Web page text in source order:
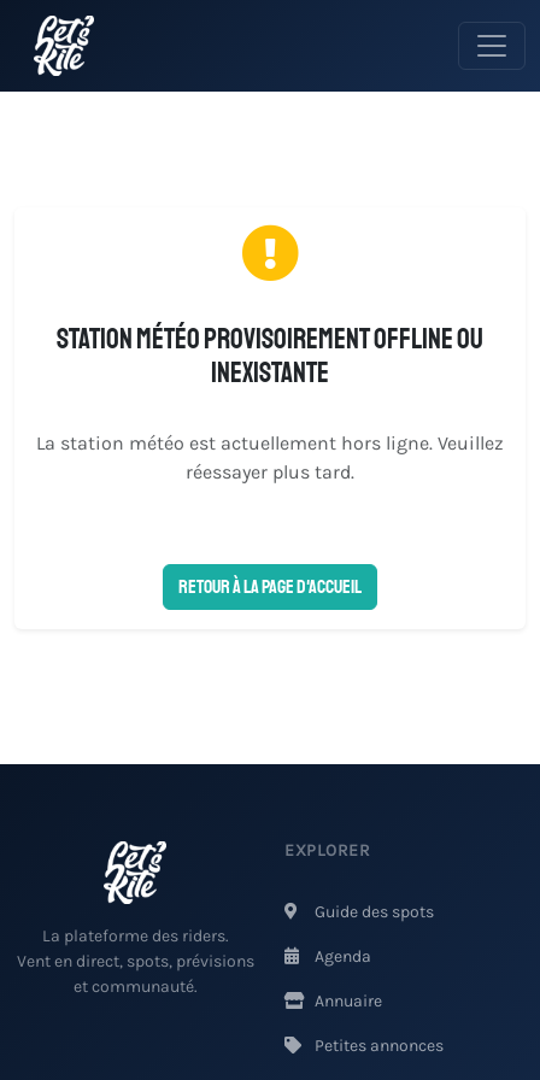
Station météo provisoirement offline ou
inexistante
La station météo est actuellement hors ligne. Veuillez
réessayer plus tard.
Retour à la page d'accueil
La plateforme des riders.
Vent en direct, spots, prévisions
et communauté.
EXPLORER
Guide des spots
Agenda
Annuaire
Petites annonces